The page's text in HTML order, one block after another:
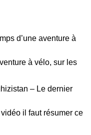
d’une aventure à
à vélo, sur les
– Le dernier
il faut résumer ce